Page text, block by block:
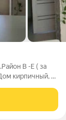
В -Е ( за
кирпичный, 3
этаже зал